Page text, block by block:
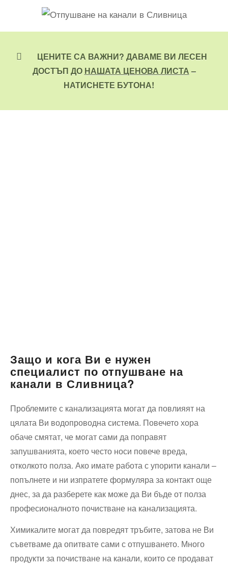
ЦЕНИТЕ СА ВАЖНИ? ДАВАМЕ ВИ ЛЕСЕН
ДОСТЪП ДО НАШАТА ЦЕНОВА ЛИСТА–
НАТИСНЕТЕ БУТОНА!
Защо и кога Ви е нужен
специалист по отпушване на
канали в Сливница?
Проблемите с канализацията могат да повлияят на
цялата Ви водопроводна система. Повечето хора
обаче смятат, че могат сами да поправят
запушванията, което често носи повече вреда,
отколкото полза. Ако имате работа с упорити канали –
попълнете и ни изпратете формуляра за контакт още
днес, за да разберете как може да Ви бъде от полза
професионалното почистване на канализацията.
Химикалите могат да повредят тръбите, затова не Ви
съветваме да опитвате сами с отпушването. Много
продукти за почистване на канали, които се продават